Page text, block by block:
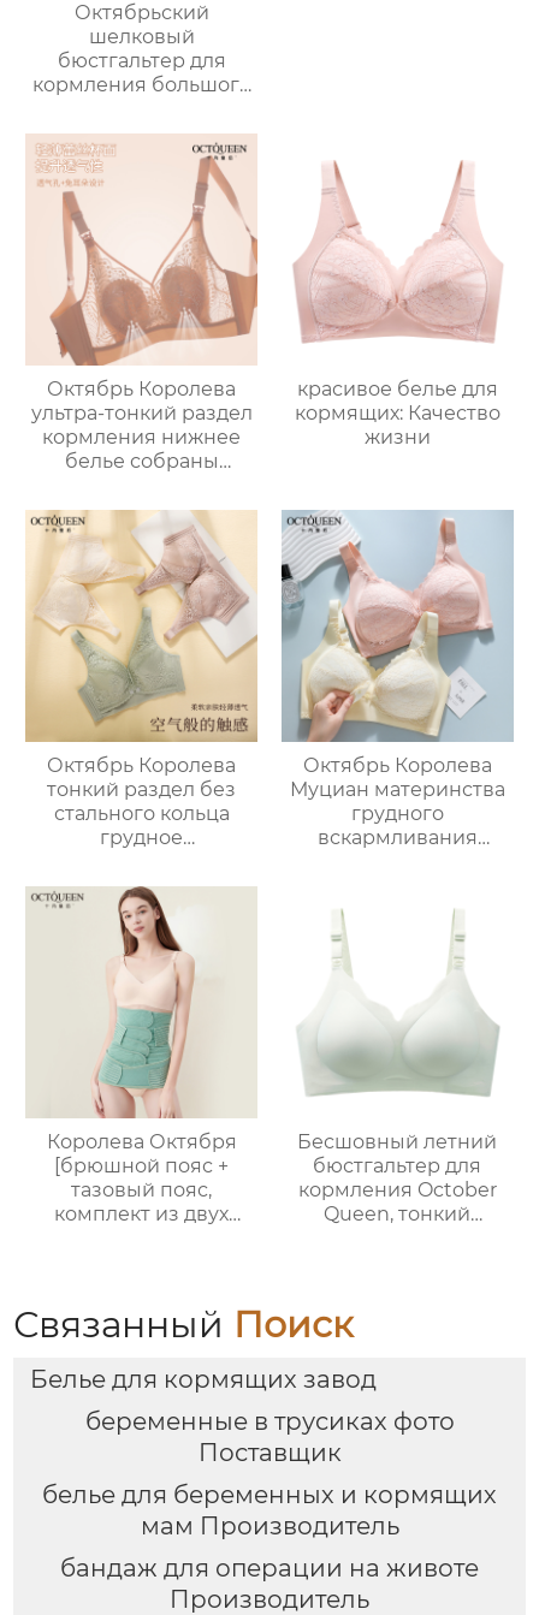
Октябрьский
шелковый
бюстгальтер для
кормления большого
Mulberry, тонкий
бюстгальтер для
беременных с полной
противопровисающий
Октябрь Королева
ультра-тонкий раздел
кормления нижнее
белье собраны
пряжкой анти-
обвисания
беременности
специальный
бюстгальтер женщин
красивое белье для
кормящих: Качество
жизни
Октябрь Королева
тонкий раздел без
стального кольца
грудное
нижнее белье
собрались анти-
обвисание
беременности
специальный
бюстгальтер женщин
Октябрь Королева
Муциан материнства
грудного
вскармливания
специальные
послеродовые
грудного
вскармливания
собраны анти-
обвисание грудного
молока удобный
бюстгальтер
Королева Октября
[брюшной пояс +
тазовый пояс,
комплект из двух
фиксация для
беременных женщин
кости
Бесшовный летний
бюстгальтер для
кормления October
Queen, тонкий
провисания
Связанный Поиск
Белье для кормящих завод
беременные в трусиках фото
Поставщик
белье для беременных и кормящих
мам Производитель
бандаж для операции на животе
Производитель